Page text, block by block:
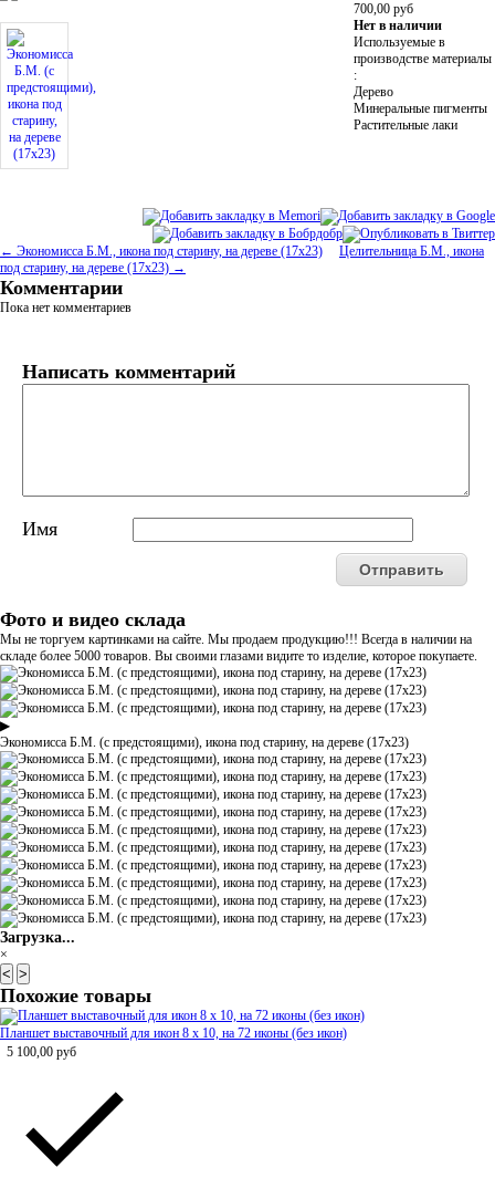
700,00 руб
Нет в наличии
Используемые в
производстве материалы
:
Дерево
Минеральные пигменты
Растительные лаки
← Экономисса Б.М., икона под старину, на дереве (17х23)
Целительница Б.М., икона
под старину, на дереве (17х23) →
Комментарии
Пока нет комментариев
Написать комментарий
Имя
Фото и видео склада
Мы не торгуем картинками на сайте. Мы продаем продукцию!!! Всегда в наличии на
складе более 5000 товаров. Вы своими глазами видите то изделие, которое покупаете.
▶
Экономисса Б.М. (с предстоящими), икона под старину, на дереве (17х23)
Загрузка...
×
< >
Похожие товары
Планшет выставочный для икон 8 х 10, на 72 иконы (без икон)
5 100,00 руб